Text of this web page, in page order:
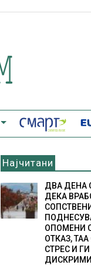
Најчитани
ДВА ДЕНА
ДЕКА
ОПОМЕНИ
ОТКАЗ,
СТРЕС И